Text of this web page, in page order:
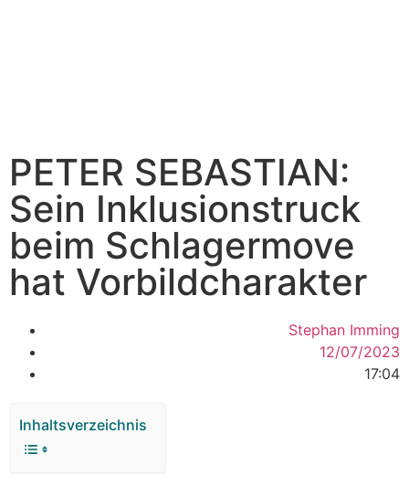
PETER SEBASTIAN:
Sein Inklusionstruck
beim Schlagermove
hat Vorbildcharakter
Stephan Imming
12/07/2023
17:04
Inhaltsverzeichnis